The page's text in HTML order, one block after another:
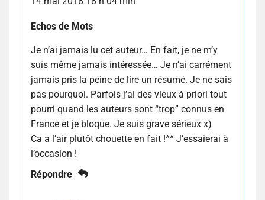
Echos de Mots
Je n’ai jamais lu cet auteur… En fait, je ne m’y
suis même jamais intéressée… Je n’ai carrément
jamais pris la peine de lire un résumé. Je ne sais
pas pourquoi. Parfois j’ai des vieux à priori tout
pourri quand les auteurs sont “trop” connus en
France et je bloque. Je suis grave sérieux x)
Ca a l’air plutôt chouette en fait !^^ J’essaierai à
l’occasion !
Répondre